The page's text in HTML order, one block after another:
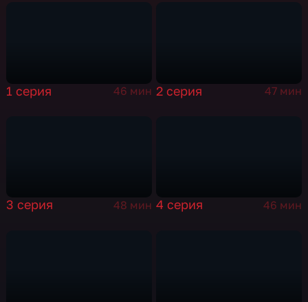
1 серия 46 мин 2 серия 47 мин
3 серия 48 мин 4 серия 46 мин